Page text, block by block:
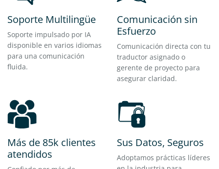
Soporte Multilingüe
Soporte impulsado por IA
disponible en varios idiomas
para una comunicación
fluida.
Comunicación sin
Esfuerzo
Comunicación directa con tu
traductor asignado o
gerente de proyecto para
asegurar claridad.
Más de 85k clientes
atendidos
Sus Datos, Seguros
Adoptamos prácticas líderes